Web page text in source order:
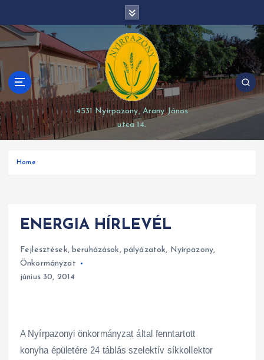
p
t
o
c
o
n
t
e
4531 Nyírpazony, Arany János
utca 14.
Home
ENERGIA HÍRLEVÉL
Fejlesztések, beruházások, pályázatok, Nyírpazony,
Önkormányzat
június 30, 2014
A Nyírpazonyi önkormányzat által fenntartott
konyha épületére 24 táblás szelektív síkkollektor
modal-check